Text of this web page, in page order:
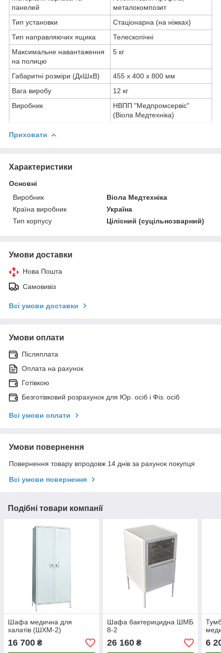
панелей
металокомпозит
Тип установки
Стаціонарна (на ніжках)
Тип направляючих ящика
Телескопічні
Максимальне навантаження
на полицю
5 кг
Габаритні розміри (ДхШхВ)
455 х 400 х 800 мм
Вага виробу
12 кг
Виробник
НВПП "Медпромсервіс"
(Віола Медтехніка)
Приховати
Характеристики
Основні
Виробник
Віола Медтехніка
Країна виробник
Україна
Тип корпусу
Цілісний (суцільнозварний)
Умови доставки
Нова Пошта
Самовивіз
Всі умови доставки
Умови оплати
Післяплата
Оплата на рахунок
Готівкою
Безготівковий розрахунок для Юр. осіб і Фіз. осіб
Всі умови оплати
Умови повернення
Повернення товару впродовж 14 днів за рахунок покупця
Всі умови повернення
Подібні товари компанії
Шафа медична для
халатів (ШХМ-2)
16 700 ₴
Шафа бактерицидна ШМБ
8-2
26 160₴ 6